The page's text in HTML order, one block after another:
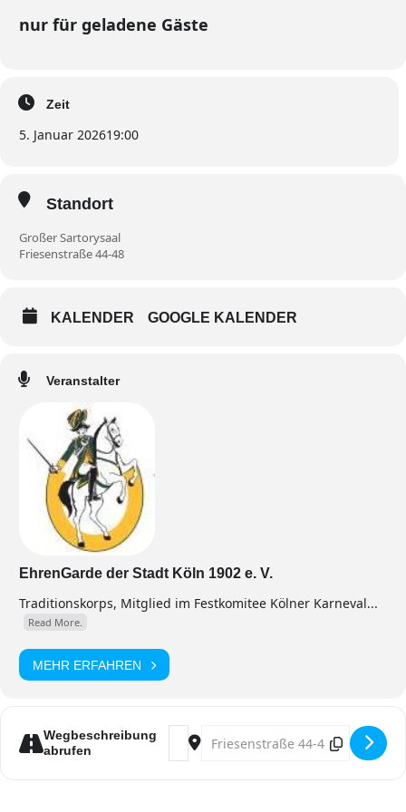
nur für geladene Gäste
Zeit
5. Januar 202619:00
Standort
Großer Sartorysaal
Friesenstraße 44-48
KALENDER GOOGLE KALENDER
Veranstalter
EhrenGarde der Stadt Köln 1902 e. V.
Traditionskorps, Mitglied im Festkomitee Kölner Karneval...
Read More.
MEHR ERFAHREN
Wegbeschreibung
abrufen
Address - Regimentsappell
Destination Address -